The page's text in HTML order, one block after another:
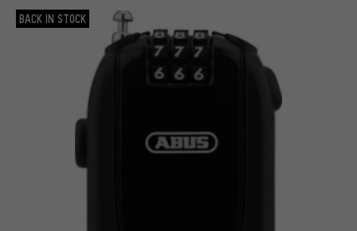
BACK IN STOCK